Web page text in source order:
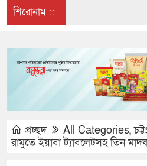
শিরোনাম ::
প্রচ্ছদ All Categories,
রামুতে ইয়াবা ট্যাবলেটসহ তিন